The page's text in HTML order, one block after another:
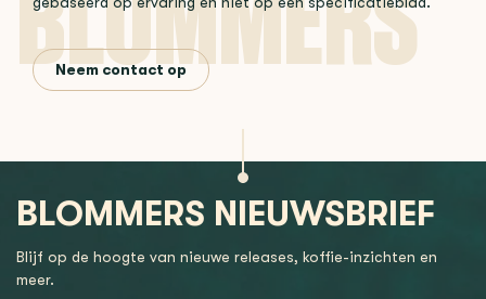
Neem contact op
BLOMMERS NIEUWSBRIEF
Blijf op de hoogte van nieuwe releases, koffie-inzichten en
meer.